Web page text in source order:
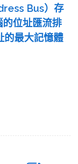
Bus）存
位址匯流排
的最大記憶體